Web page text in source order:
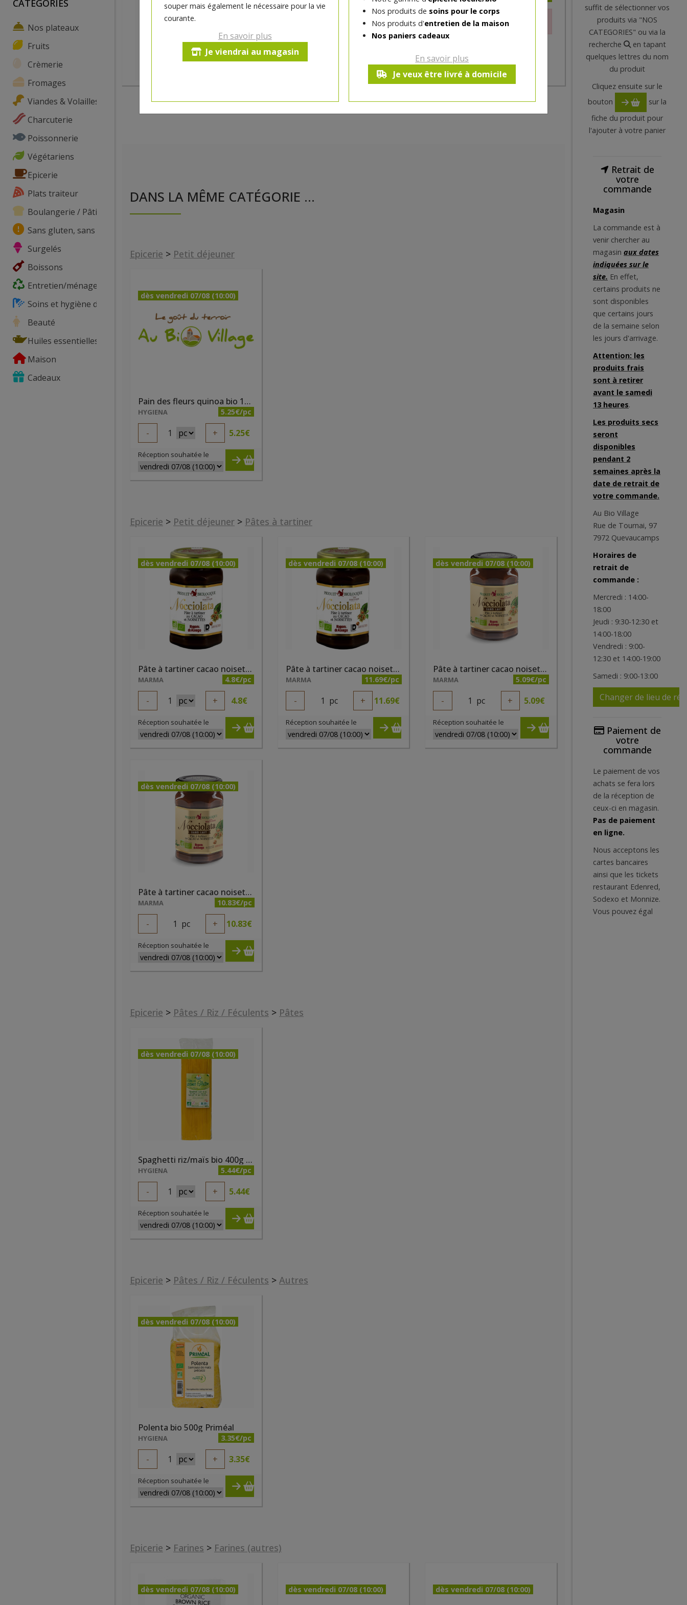
CATEGORIES
Nos plateaux
Fruits
Crèmerie
Fromages
Viandes & Volailles
Charcuterie
Poissonnerie
Végétariens
Epicerie
Plats traiteur
Boulangerie / Pâtisserie
Sans gluten, sans lactose, ...
Surgelés
Boissons
Entretien/ménage
Soins et hygiène du corps
Beauté
Huiles essentielles
Maison
Cadeaux
souper mais également le nécessaire pour la vie
courante.
En savoir plus
Je viendrai au magasin
Nos produits de soins pour le corps
Nos produits d'entretien de la maison
Nos paniers cadeaux
En savoir plus
Je veux être livré à domicile
Ce produit est indisponible pour le moment.
DANS LA MÊME CATÉGORIE ...
Epicerie > Petit déjeuner
dès vendredi 07/08 (10:00)
Pain des fleurs quinoa bio 150g
HYGIENA 5.25€/pc
- 1 + 5.25€
Réception souhaitée le
Epicerie > Petit déjeuner > Pâtes à tartiner
dès vendredi 07/08 (10:00)
Pâte à tartiner cacao noisettes bio 250g Nocciolata
MARMA 4.8€/pc
- 1 + 4.8€
Réception souhaitée le
dès vendredi 07/08 (10:00)
Pâte à tartiner cacao noisettes bio 650g Nocciolata
MARMA 11.69€/pc
- 1 pc + 11.69€
Réception souhaitée le
dès vendredi 07/08 (10:00)
Pâte à tartiner cacao noisettes sans lait bio 250g Nocciolata
MARMA 5.09€/pc
- 1 pc + 5.09€
Réception souhaitée le
dès vendredi 07/08 (10:00)
Pâte à tartiner cacao noisettes sans lait bio 650g Nocciolata
MARMA 10.83€/pc
- 1 pc + 10.83€
Réception souhaitée le
Epicerie > Pâtes / Riz / Féculents > Pâtes
dès vendredi 07/08 (10:00)
Spaghetti riz/maïs bio 400g sans gluten
HYGIENA 5.44€/pc
- 1 + 5.44€
Réception souhaitée le
Epicerie > Pâtes / Riz / Féculents > Autres
dès vendredi 07/08 (10:00)
Polenta bio 500g Priméal
HYGIENA 3.35€/pc
- 1 + 3.35€
Réception souhaitée le
Epicerie > Farines > Farines (autres)
dès vendredi 07/08 (10:00) dès vendredi 07/08 (10:00) dès vendredi 07/08 (10:00)
suffit de sélectionner vos
produits via "NOS
CATEGORIES" ou via la
recherche
en tapant
quelques lettres du nom
du produit
Cliquez ensuite sur le
bouton
sur la
fiche du produit pour
l'ajouter à votre panier
Retrait de
votre
commande
Magasin
La commande est à
venir chercher au
magasin aux dates
indiquées sur le
site. En effet,
certains produits ne
sont disponibles
que certains jours
de la semaine selon
les jours d'arrivage.
Attention: les
produits frais
sont à retirer
avant le samedi
13 heures.
Les produits secs
seront
disponibles
pendant 2
semaines après la
date de retrait de
votre commande.
Au Bio Village
Rue de Tournai, 97
7972 Quevaucamps
Horaires de
retrait de
commande :
Mercredi : 14:00-
18:00
Jeudi : 9:30-12:30 et
14:00-18:00
Vendredi : 9:00-
12:30 et 14:00-19:00
Samedi : 9:00-13:00
Changer de lieu de
Paiement de
votre
commande
Le paiement de vos
achats se fera lors
de la réception de
ceux-ci en magasin.
Pas de paiement
en ligne.
Nous acceptons les
cartes bancaires
ainsi que les tickets
restaurant Edenred,
Sodexo et Monnize.
Vous pouvez égal